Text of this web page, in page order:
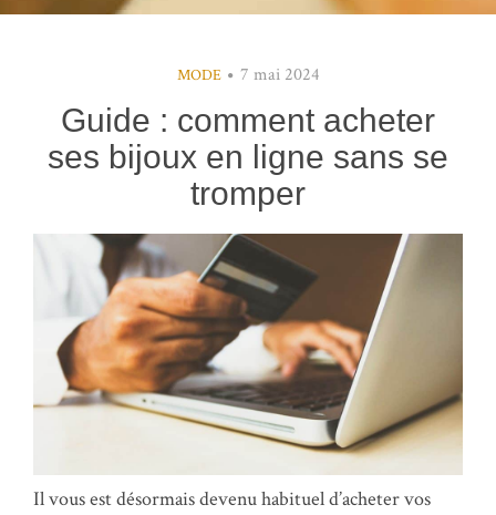
MODE 7 mai 2024
Guide : comment acheter
ses bijoux en ligne sans se
tromper
Il vous est désormais devenu habituel d’acheter vos